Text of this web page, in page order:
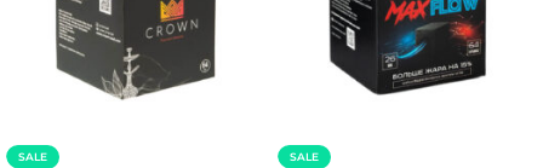
SALE SALE